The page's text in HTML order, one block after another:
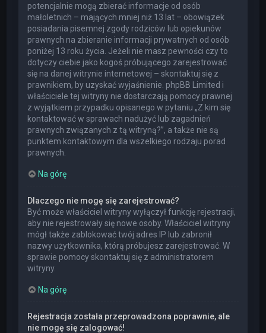
potencjalnie mogą zbierać informacje od osób
małoletnich – mających mniej niż 13 lat – obowiązek
posiadania pisemnej zgody rodziców lub opiekunów
prawnych na zbieranie informacji prywatnych od osób
poniżej 13 roku życia. Jeżeli nie masz pewności czy to
dotyczy ciebie jako kogoś próbującego zarejestrować
się na danej witrynie internetowej – skontaktuj się z
prawnikiem, by uzyskać wyjaśnienie. phpBB Limited i
właściciele tej witryny nie dostarczają pomocy prawnej
z wyjątkiem przypadku opisanego w pytaniu „Z kim się
kontaktować w sprawach nadużyć lub zagadnień
prawnych związanych z tą witryną?”, a także nie są
punktem kontaktowym dla wszelkiego rodzaju porad
prawnych.
Na górę
Dlaczego nie mogę się zarejestrować?
Być może właściciel witryny wyłączył funkcję rejestracji,
aby nie rejestrowały się nowe osoby. Właściciel witryny
mógł także zablokować twój adres IP lub zabronił
nazwy użytkownika, którą próbujesz zarejestrować. W
sprawie pomocy skontaktuj się z administratorem
witryny.
Na górę
Rejestracja została przeprowadzona poprawnie, ale
nie mogę się zalogować!